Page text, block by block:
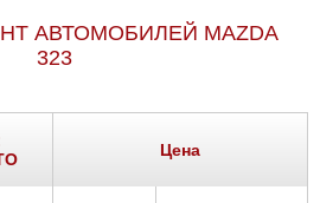
АВТОМОБИЛЕЙ MAZDA
323
Цена